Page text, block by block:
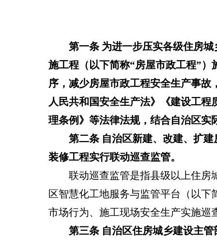
第一条 为进一步压实各级住房城
施工程 （以下简称“房屋市政工程”）
序，减少房屋市政工程安全生产事故
人民共和国安全生产法》《建设工
理条例》等法律法规，结合自治区实
第二条 自治区新建、改建、扩
装修工程实行联动巡查监管。
联动巡查监管是指县级以上住房
区智慧化工地服务与监管平台（以下
市场行为、施工现场安全生产实施巡
第三条 自治区住房城乡建设主管